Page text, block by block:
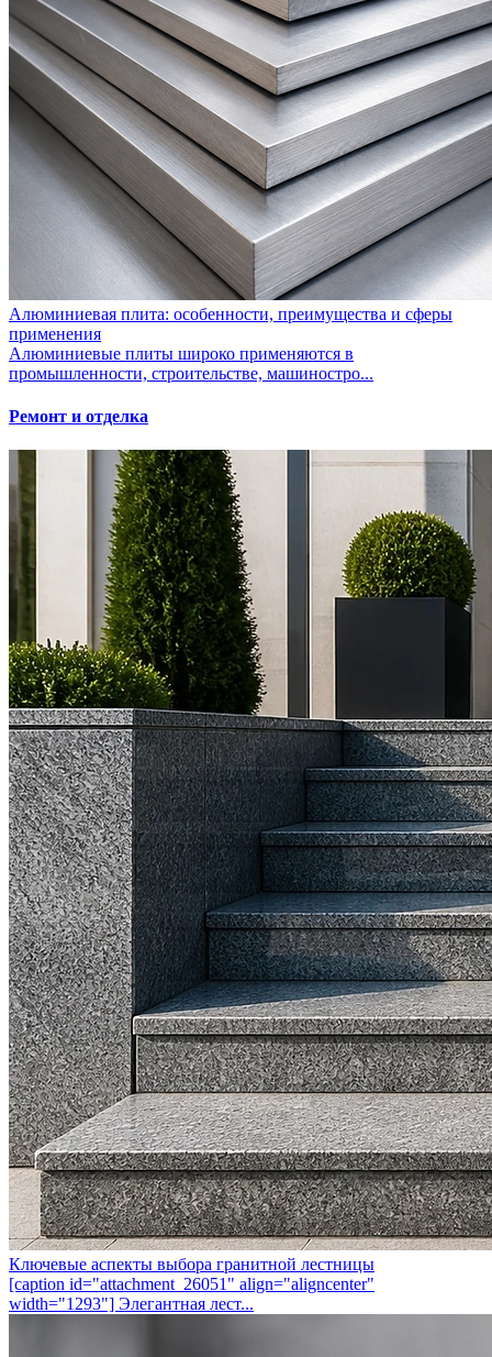
Алюминиевая плита: особенности, преимущества и сферы
применения
Алюминиевые плиты широко применяются в
промышленности, строительстве, машиностро...
Ремонт и отделка
Ключевые аспекты выбора гранитной лестницы
[caption id="attachment_26051" align="aligncenter"
width="1293"] Элегантная лест...